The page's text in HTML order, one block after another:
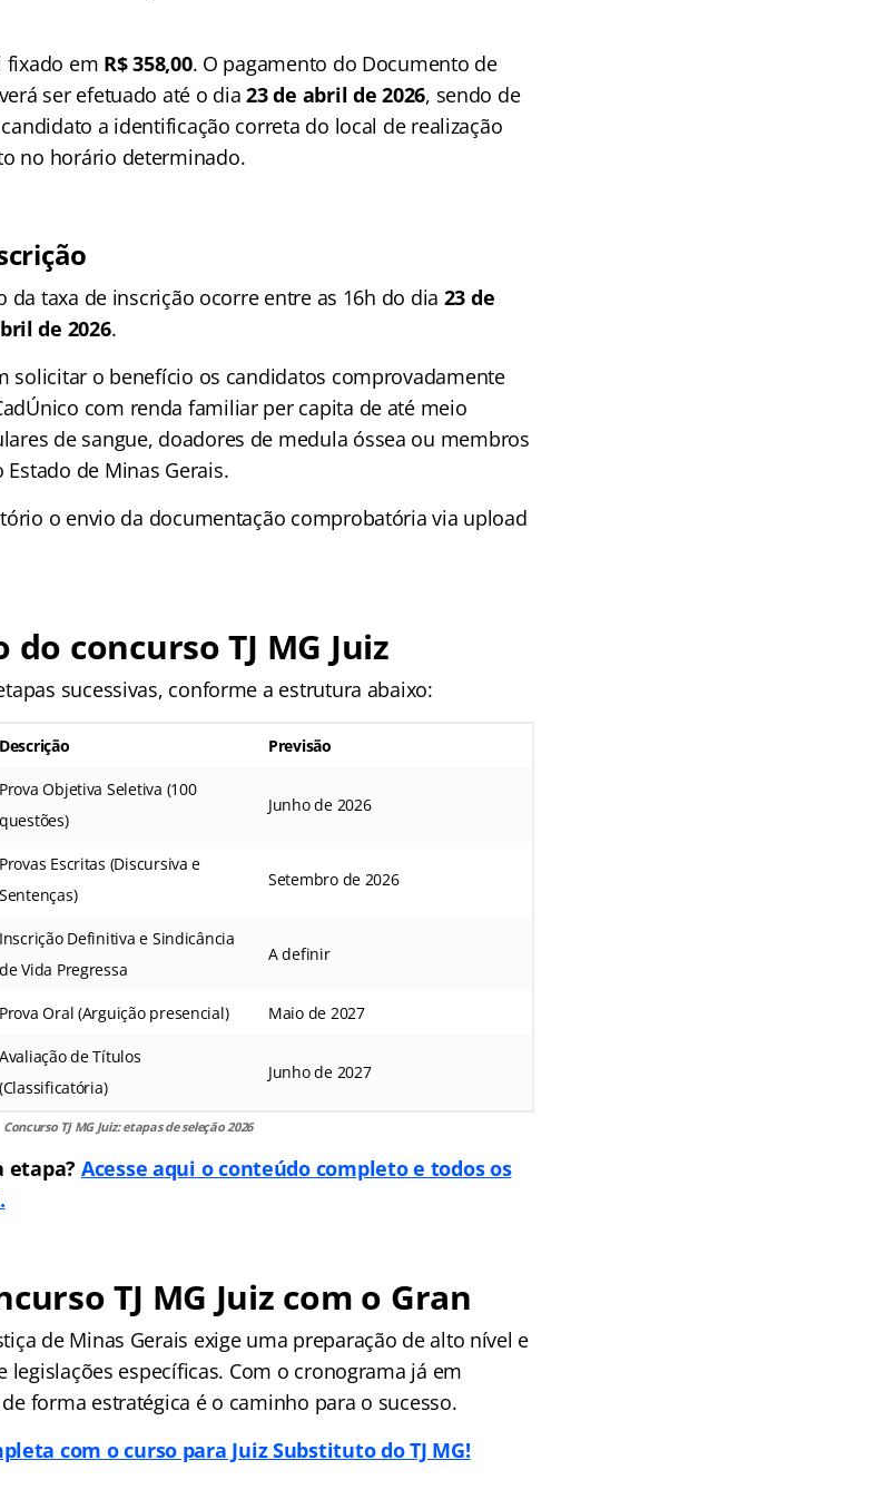
fixado em R$ 358,00. O pagamento do Documento de
ser efetuado até o dia23 de abril de 2026, sendo de
a identificação correta do local de realização
no horário determinado.
da taxa de inscrição ocorre entre as 16h do dia 23 de
de 2026.
solicitar o benefício os candidatos comprovadamente
com renda familiar per capita de até meio
de sangue, doadores de medula óssea ou membros
de Minas Gerais.
o envio da documentação comprobatória via upload
do concurso TJ MG Juiz
sucessivas, conforme a estrutura abaixo:
Descrição Previsão
Prova Objetiva Seletiva (100
questões)
Junho de 2026
Provas Escritas (Discursiva e
Sentenças)
Setembro de 2026
Inscrição Definitiva e Sindicância
de Vida Pregressa
A definir
Prova Oral (Arguição presencial) Maio de 2027
Avaliação de Títulos
(Classificatória)
Junho de 2027
Concurso TJ MG Juiz: etapas de seleção 2026
etapa? Acesse aqui o conteúdo completo e todos os
TJ MG Juiz com o Gran
de Minas Gerais exige uma preparação de alto nível e
específicas. Com o cronograma já em
forma estratégica é o caminho para o sucesso.
com o curso para Juiz Substituto do TJ MG!